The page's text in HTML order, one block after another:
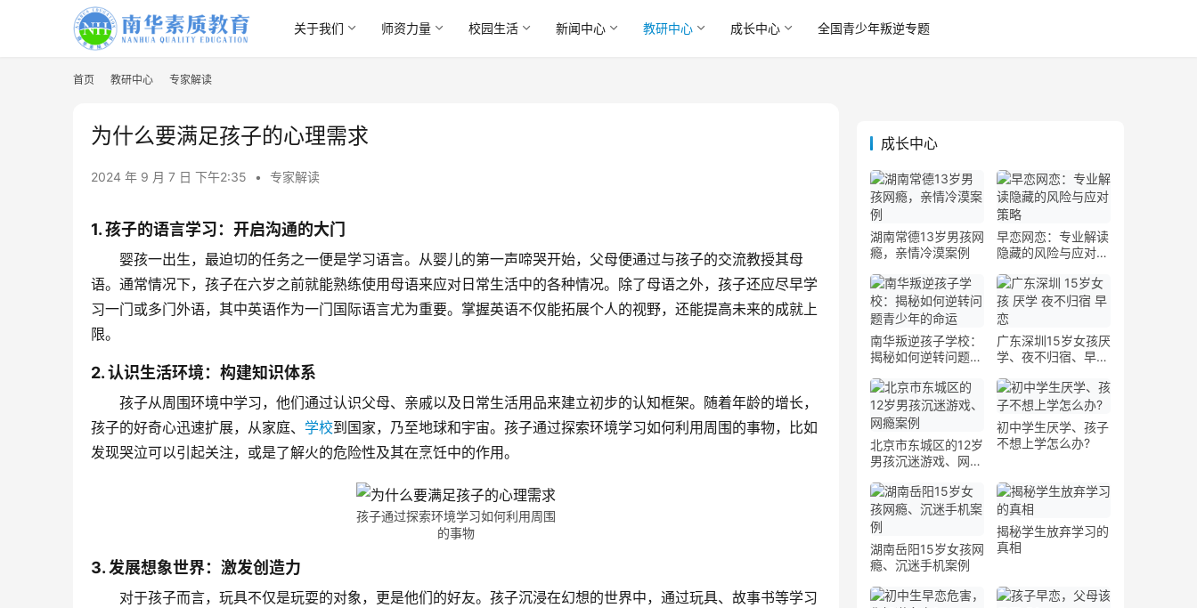
关于我们 师资力量 校园生活 新闻中心 教研中心 成长中心 全国青少年叛逆专题
首页 教研中心 专家解读
为什么要满足孩子的心理需求
2024 年 9 月 7 日 下午2:35 • 专家解读
1. 孩子的语言学习：开启沟通的大门
婴孩一出生，最迫切的任务之一便是学习语言。从婴儿的第一声啼哭开始，父母便通过与孩子的交流教授其母
语。通常情况下，孩子在六岁之前就能熟练使用母语来应对日常生活中的各种情况。除了母语之外，孩子还应尽早学
习一门或多门外语，其中英语作为一门国际语言尤为重要。掌握英语不仅能拓展个人的视野，还能提高未来的成就上
限。
2. 认识生活环境：构建知识体系
孩子从周围环境中学习，他们通过认识父母、亲戚以及日常生活用品来建立初步的认知框架。随着年龄的增长，
孩子的好奇心迅速扩展，从家庭、 学校到国家，乃至地球和宇宙。孩子通过探索环境学习如何利用周围的事物，比如
发现哭泣可以引起关注，或是了解火的危险性及其在烹饪中的作用。
孩子通过探索环境学习如何利用周围
的事物
3. 发展想象世界：激发创造力
对于孩子而言，玩具不仅是玩耍的对象，更是他们的好友。孩子沉浸在幻想的世界中，通过玩具、故事书等学习
成长中心
湖南常德13岁男孩网
瘾，亲情冷漠案例
早恋网恋：专业解读
隐藏的风险与应对策
南华叛逆孩子学校：
揭秘如何逆转问题青
广东深圳15岁女孩厌
学、夜不归宿、早恋
北京市东城区的12岁
男孩沉迷游戏、网瘾
初中学生厌学、孩子
不想上学怎么办?
湖南岳阳15岁女孩网
瘾、沉迷手机案例
揭秘学生放弃学习的
真相